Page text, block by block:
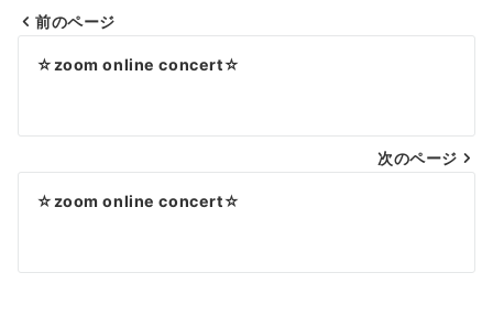
ビ
ゲ
シ
前のページ
☆zoom online concert☆
次のページ
☆zoom online concert☆